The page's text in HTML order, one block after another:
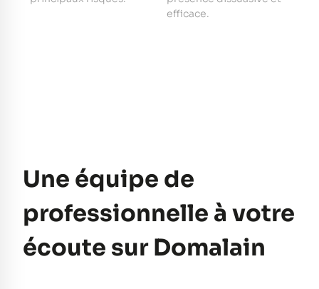
efficace.
Une équipe de
professionnelle à votre
écoute sur Domalain